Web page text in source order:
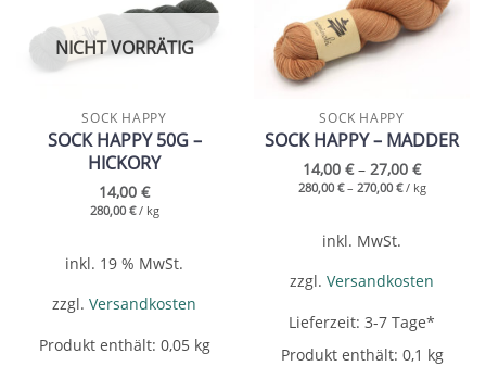
Add to
wishlist
NICHT VORRÄTIG
SOCK HAPPY
SOCK HAPPY 50G –
HICKORY
14,00 €
280,00 €/ kg
inkl. 19 % MwSt.
zzgl. Versandkosten
Produkt enthält: 0,05 kg
Add to
wishlist
SOCK HAPPY
SOCK HAPPY – MADDER
14,00 €– 27,00 €
280,00 €– 270,00 €/ kg
inkl. MwSt.
zzgl. Versandkosten
Lieferzeit: 3-7 Tage*
Produkt enthält: 0,1 kg